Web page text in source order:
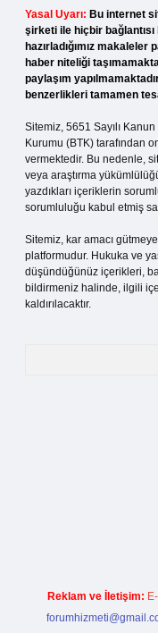
Yasal Uyarı: Bu internet
şirketi ile hiçbir
hazırladığımız
haber niteliği
paylaşım
benzerlikleri tamamen
Sitemiz, 5651 Sayılı
Kurumu (BTK) tarafından
vermektedir. Bu nedenle,
veya araştırma
yazdıkları içeriklerin
sorumluluğu kabul etmiş
Sitemiz, kar amacı
platformudur. Hukuka ve
düşündüğünüz içerikleri,
bildirmeniz halinde, ilgili
kaldırılacaktır.
Reklam ve İletişim: